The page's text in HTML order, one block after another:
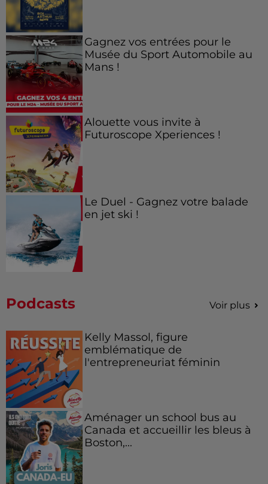
Gagnez vos entrées pour le
Musée du Sport Automobile au
Mans !
Alouette vous invite à
Futuroscope Xperiences !
Le Duel - Gagnez votre balade
en jet ski !
Podcasts Voir plus
Kelly Massol, figure
emblématique de
l'entrepreneuriat féminin
Aménager un school bus au
Canada et accueillir les bleus à
Boston,...